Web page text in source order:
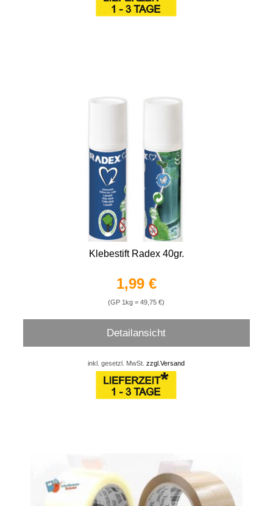
Klebestift Radex 40gr.
1,99 €
(GP 1kg = 49,75 €)
Detailansicht
inkl. gesetzl. MwSt.zzgl.Versand